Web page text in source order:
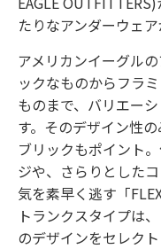
たりなアンダーウェア
アメリカンイーグル
ックなものからフラ
ものまで、バリエー
す。そのデザイン性
ブリックもポイント
ジや、さらりとした
気を素早く逃す「
トランクスタイプは
のデザインをセレクト